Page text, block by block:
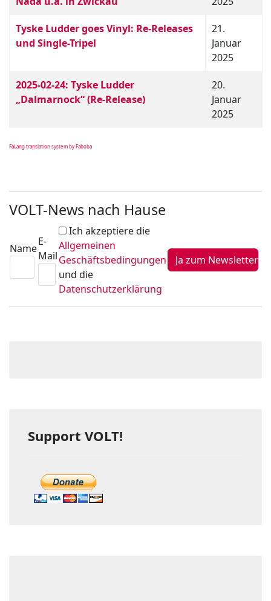
Tyske Ludder goes Vinyl: Re-Releases
und Single-Tripel
21.
Januar
2025
2025-02-24: Tyske Ludder
„Dalmarnock“ (Re-Release)
20.
Januar
2025
FaLang translation system by Faboba
VOLT-News nach Hause
Name
E-
Mail
Ich akzeptiere die
Allgemeinen
Geschäftsbedingungen
und die
Datenschutzerklärung
Support VOLT!